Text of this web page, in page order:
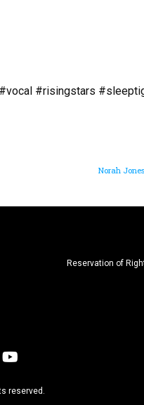
#risingstars
Norah
Reservation of
reserved.